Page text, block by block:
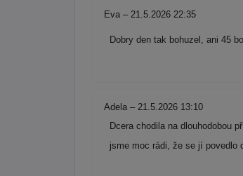
Eva – 21.5.2026 22:35
Dobry den tak bohuzel, ani 45
Adela – 21.5.2026 13:10
Dcera chodila na dlouhodobou
jsme moc rádi, že se jí povedlo